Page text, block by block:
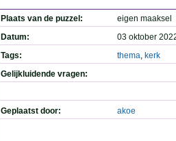
Plaats van de puzzel:
eigen maaksel
Datum:
03 oktober
Tags:
thema, kerk
Gelijkluidende vragen:
Geplaatst door: akoe